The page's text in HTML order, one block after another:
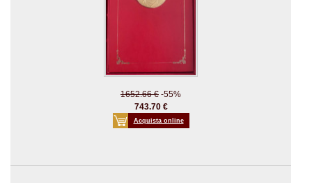
1652.66 € -55%
743.70 €
Acquista online